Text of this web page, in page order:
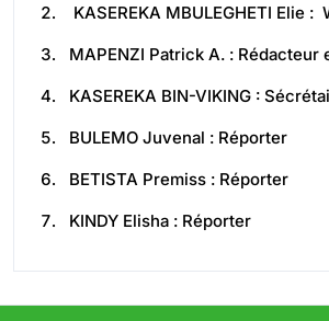
KASEREKA MBULEGHETI Elie :
MAPENZI Patrick A. : Rédacteur
KASEREKA BIN-VIKING :
BULEMO Juvenal : Réporter
BETISTA Premiss : Réporter
KINDY Elisha : Réporter